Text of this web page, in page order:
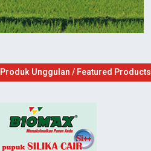
Produk Unggulan / Featured Products